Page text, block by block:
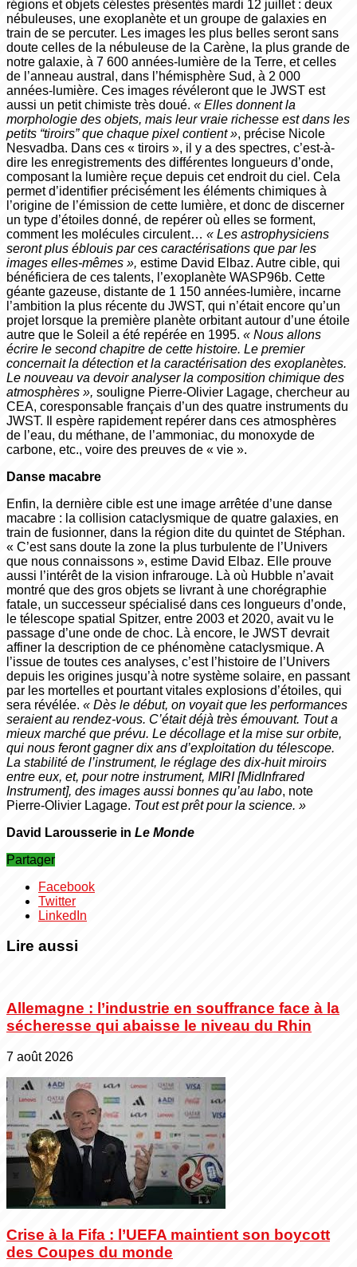
régions et objets célestes présentés mardi 12 juillet : deux
nébuleuses, une exoplanète et un groupe de galaxies en
train de se percuter. Les images les plus belles seront sans
doute celles de la nébuleuse de la Carène, la plus grande de
notre galaxie, à 7 600 années-­lumière de la Terre, et celles
de l’anneau austral, dans l’hémisphère Sud, à 2 000
années-­lumière. Ces images révéleront que le JWST est
aussi un petit chimiste très doué. « Elles donnent la
morphologie des objets, mais leur vraie richesse est dans les
petits “tiroirs” que chaque pixel contient », précise Nicole
Nesvadba. Dans ces « tiroirs », il y a des spectres, c’est-à­-
dire les enregistrements des différentes longueurs d’onde,
composant la lumière reçue depuis cet endroit du ciel. Cela
permet d’identifier précisément les éléments chimiques à
l’origine de l’émission de cette lumière, et donc de discerner
un type d’étoiles donné, de repérer où elles se forment,
comment les molécules circulent… « Les astrophysiciens
seront plus éblouis par ces caractérisations que par les
images elles-mêmes », estime David Elbaz. Autre cible, qui
bénéficiera de ces talents, l’exoplanète WASP­96b. Cette
géante gazeuse, distante de 1 150 années-­lumière, incarne
l’ambition la plus récente du JWST, qui n’était encore qu’un
projet lorsque la première planète orbitant autour d’une étoile
autre que le Soleil a été repérée en 1995. « Nous allons
écrire le second chapitre de cette histoire. Le premier
concernait la détection et la caractérisation des exoplanètes.
Le nouveau va devoir analyser la composition chimique des
atmosphères », souligne Pierre­-Olivier Lagage, chercheur au
CEA, coresponsable français d’un des quatre instruments du
JWST. Il espère rapidement repérer dans ces atmosphères
de l’eau, du méthane, de l’ammoniac, du monoxyde de
carbone, etc., voire des preuves de « vie ».
Danse macabre
Enfin, la dernière cible est une image arrêtée d’une danse
macabre : la collision cataclysmique de quatre galaxies, en
train de fusionner, dans la région dite du quintet de Stéphan.
« C’est sans doute la zone la plus turbulente de l’Univers
que nous connaissons », estime David Elbaz. Elle prouve
aussi l’intérêt de la vision infrarouge. Là où Hubble n’avait
montré que des gros objets se livrant à une chorégraphie
fatale, un successeur spécialisé dans ces longueurs d’onde,
le télescope spatial Spitzer, entre 2003 et 2020, avait vu le
passage d’une onde de choc. Là encore, le JWST devrait
affiner la description de ce phénomène cataclysmique. A
l’issue de toutes ces analyses, c’est l’histoire de l’Univers
depuis les origines jusqu’à notre système solaire, en passant
par les mortelles et pourtant vitales explosions d’étoiles, qui
sera révélée. « Dès le début, on voyait que les performances
seraient au rendez­-vous. C’était déjà très émouvant. Tout a
mieux marché que prévu. Le décollage et la mise sur orbite,
qui nous feront gagner dix ans d’exploitation du télescope.
La stabilité de l’instrument, le réglage des dix-­huit miroirs
entre eux, et, pour notre instrument, MIRI [Mid­Infrared
Instrument], des images aussi bonnes qu’au labo, note
Pierre­-Olivier Lagage. Tout est prêt pour la science. »
David Larousserie in Le Monde
Partager
Facebook
Twitter
LinkedIn
Lire aussi
Allemagne : l’industrie en souffrance face à la
sécheresse qui abaisse le niveau du Rhin
7 août 2026
Crise à la Fifa : l’UEFA maintient son boycott
des Coupes du monde